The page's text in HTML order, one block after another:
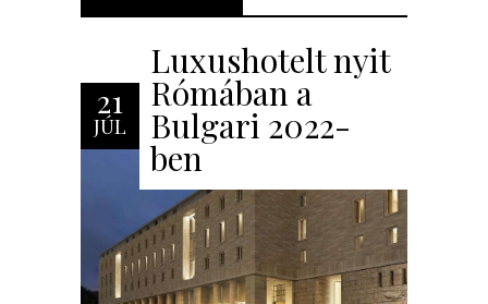
21
JÚL
Luxushotelt nyit
Rómában a
Bulgari 2022-
ben